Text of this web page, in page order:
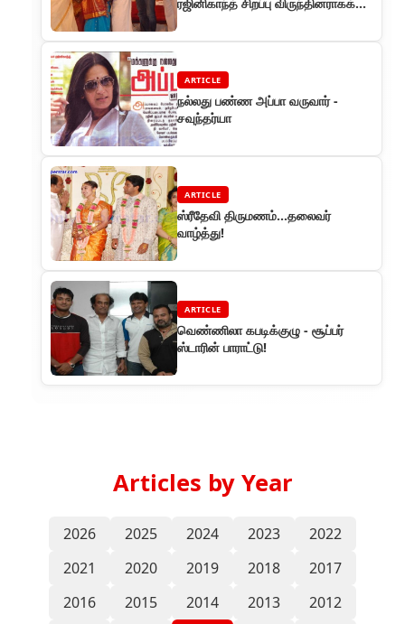
ARTICLE
நல்லது பண்ண அப்பா வருவார் -
சவுந்தர்யா
ARTICLE
ஸ்ரீதேவி திருமணம்...தலைவர்
வாழ்த்து!
ARTICLE
வெண்ணிலா கபடிக்குழு - சூப்பர்
ஸ்டாரின் பாராட்டு!
Articles by Year
2026 2025 2024 2023
2022
2021
2020 2019 2018
2017
2016
2015 2014 2013
2012